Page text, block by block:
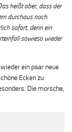
heißt aber, dass der
durchaus noch
sofort, denn ein
sowieso wieder
ein paar neue
Ecken zu
Die morsche,